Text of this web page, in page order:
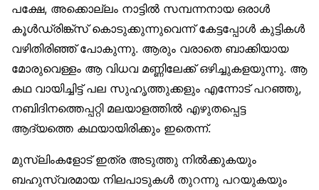
പക്ഷേ, അക്കൊല്ലം നാട്ടിൽ സമ്പന്നനായ ഒരാൾ
കൂൾഡ്രിങ്ക്‌സ് കൊടുക്കുന്നുവെന്ന് കേട്ടപ്പോൾ കുട്ടികൾ
വഴിതിരിഞ്ഞ് പോകുന്നു. ആരും വരാതെ ബാക്കിയായ
മോരുവെള്ളം ആ വിധവ മണ്ണിലേക്ക് ഒഴിച്ചുകളയുന്നു. ആ
കഥ വായിച്ചിട്ട് പല സുഹൃത്തുക്കളും എന്നോട് പറഞ്ഞു,
നബിദിനത്തെപ്പറ്റി മലയാളത്തിൽ എഴുതപ്പെട്ട
ആദ്യത്തെ കഥയായിരിക്കും ഇതെന്ന്.
മുസ്‌ലിംകളോട് ഇത്ര അടുത്തു നിൽക്കുകയും
ബഹുസ്വരമായ നിലപാടുകൾ തുറന്നു പറയുകയും